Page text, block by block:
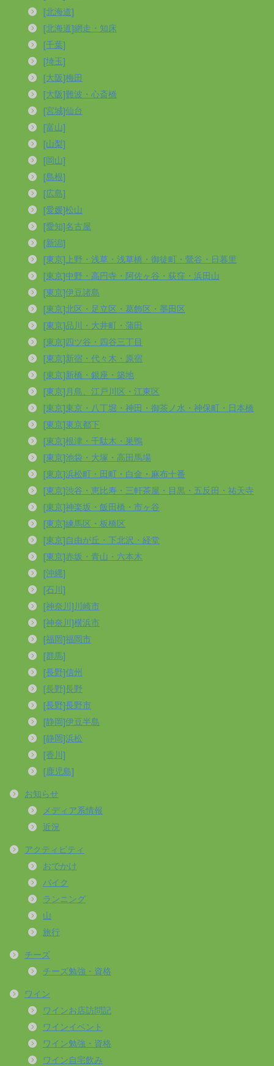
[北海道]
[北海道]網走・知床
[千葉]
[埼玉]
[大阪]梅田
[大阪]難波・心斎橋
[宮城]仙台
[富山]
[山梨]
[岡山]
[島根]
[広島]
[愛媛]松山
[愛知]名古屋
[新潟]
[東京]上野・浅草・浅草橋・御徒町・鶯谷・日暮里
[東京]中野・高円寺・阿佐ヶ谷・荻窪・浜田山
[東京]伊豆諸島
[東京]北区・足立区・葛飾区・墨田区
[東京]品川・大井町・蒲田
[東京]四ツ谷・四谷三丁目
[東京]新宿・代々木・原宿
[東京]新橋・銀座・築地
[東京]月島、江戸川区・江東区
[東京]東京・八丁堀・神田・御茶ノ水・神保町・日本橋
[東京]東京都下
[東京]根津・千駄木・巣鴨
[東京]池袋・大塚・高田馬場
[東京]浜松町・田町・白金・麻布十番
[東京]渋谷・恵比寿・三軒茶屋・目黒・五反田・祐天寺
[東京]神楽坂・飯田橋・市ヶ谷
[東京]練馬区・板橋区
[東京]自由が丘・下北沢・経堂
[東京]赤坂・青山・六本木
[沖縄]
[石川]
[神奈川]川崎市
[神奈川]横浜市
[福岡]福岡市
[群馬]
[長野]信州
[長野]長野
[長野]長野市
[静岡]伊豆半島
[静岡]浜松
[香川]
[鹿児島]
お知らせ
メディア系情報
近況
アクティビティ
おでかけ
バイク
ランニング
山
旅行
チーズ
チーズ勉強・資格
ワイン
ワインお店訪問記
ワインイベント
ワイン勉強・資格
ワイン自宅飲み